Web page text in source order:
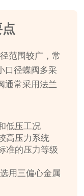
范围较广，常
口径蝶阀多采
通常采用法兰
低压工况
高压力系统
准的压力等级
用三偏心金属